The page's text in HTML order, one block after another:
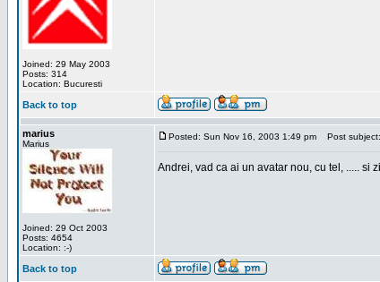
Joined: 29 May 2003
Posts: 314
Location: Bucuresti
Back to top
marius
Marius
Joined: 29 Oct 2003
Posts: 4654
Location: :-)
Posted: Sun Nov 16, 2003 1:49 pm Post subject:
Andrei, vad ca ai un avatar nou, cu tel, ..... si
Back to top